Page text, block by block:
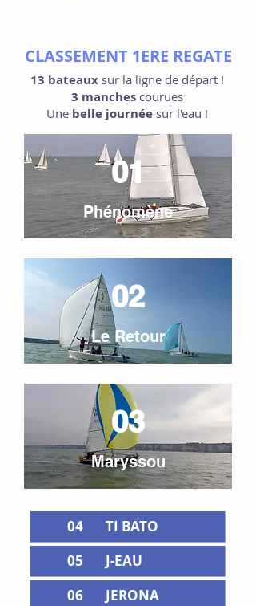
CLASSEMENT 1ERE REGATE
13 bateaux sur la ligne de départ !
3 manches courues
Une belle journée sur l'eau !
01
Phénomène
02
Le Retour
03
Maryssou
04
TI BATO
05
J-EAU
06
JERONA